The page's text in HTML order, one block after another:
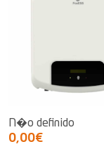
N�o definido
0,00€